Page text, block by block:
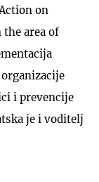
on
area of
i prevencije
je i voditelj